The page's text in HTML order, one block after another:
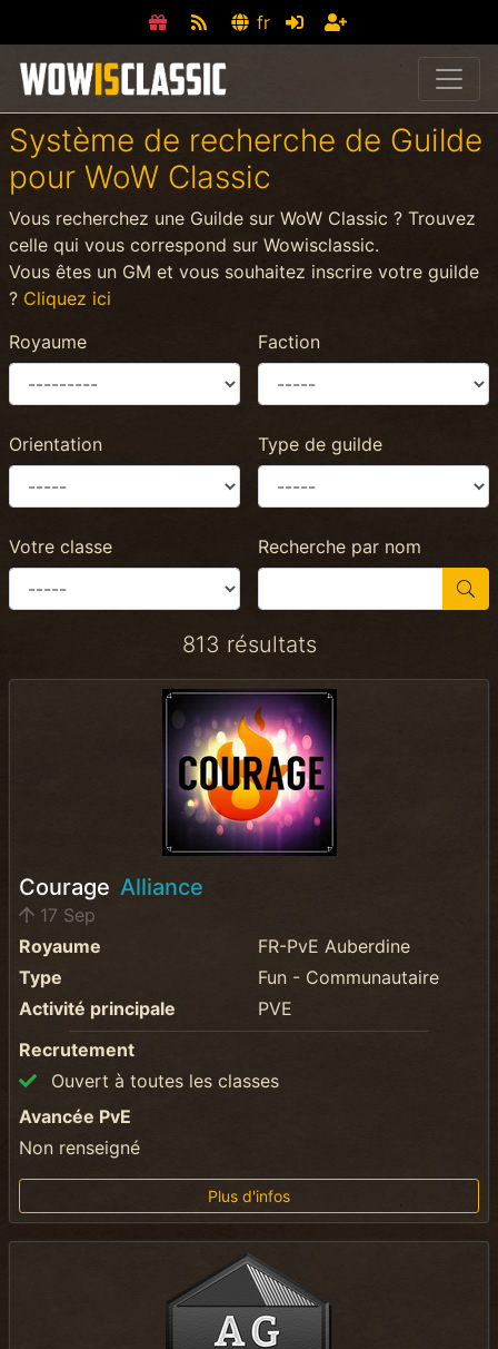
fr
Système de recherche de Guilde
pour WoW Classic
Vous recherchez une Guilde sur WoW Classic ? Trouvez
celle qui vous correspond sur Wowisclassic.
Vous êtes un GM et vous souhaitez inscrire votre guilde
? Cliquez ici
Royaume
Faction
Orientation Type de guilde
Votre classe Recherche par nom
813 résultats
Courage Alliance
17 Sep
Royaume
FR-PvE Auberdine
Type
Fun - Communautaire
Activité principale
PVE
Recrutement
Ouvert à toutes les classes
Avancée PvE
Non renseigné
Plus d'infos